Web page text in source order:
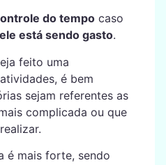
do tempocaso
está sendo gasto.
feito uma
é bem
sejam referentes as
complicada ou que
é mais forte, sendo